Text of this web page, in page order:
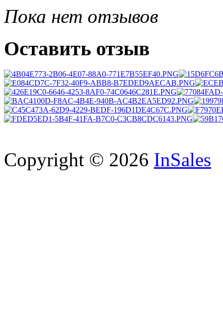
Пока нет отзывов
Оставить отзыв
Copyright © 2026 InSales